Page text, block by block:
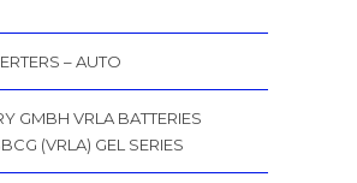
– AUTO
GMBH VRLA BATTERIES
(VRLA) GEL SERIES